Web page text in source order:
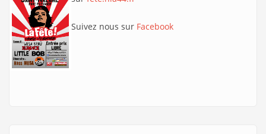
Suivez nous sur Facebook